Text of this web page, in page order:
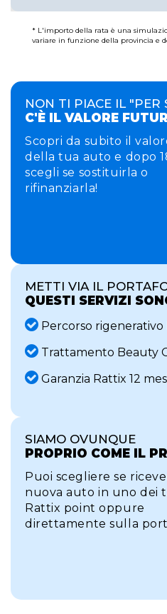
* L'importo della rata è una
variare in funzione della provincia e
NON TI PIACE IL "PER
C'È IL VALORE
Scopri da subito il
della tua auto e dopo
scegli se sostituirla o
rifinanziarla!
METTI VIA IL
QUESTI SERVIZI
Percorso rigenerativo
Trattamento Beauty
Garanzia Rattix 12
SIAMO OVUNQUE
PROPRIO COME IL
Puoi scegliere se
nuova auto in uno dei
Rattix point oppure
direttamente sulla